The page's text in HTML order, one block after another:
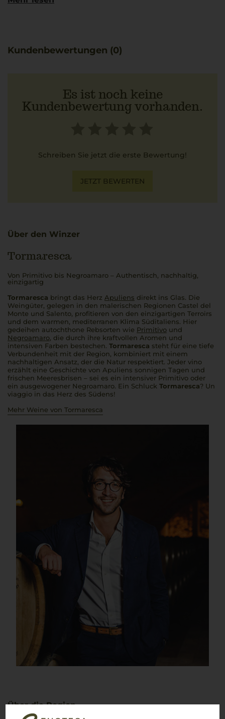
Kundenbewertungen (0)
Es ist noch keine
Kundenbewertung vorhanden.
Schreiben Sie jetzt die erste Bewertung!
JETZT BEWERTEN
Über den Winzer
Tormaresca
Von Primitivo bis Negroamaro – Authentisch, nachhaltig,
einzigartig
Tormaresca bringt das Herz Apuliens direkt ins Glas. Die
Weingüter, gelegen in den malerischen Regionen Castel del
Monte und Salento, profitieren von den einzigartigen Terroirs
und dem warmen, mediterranen Klima Süditaliens. Hier
gedeihen autochthone Rebsorten wie Primitivo und
Negroamaro, die durch ihre kraftvollen Aromen und
intensiven Farben bestechen. Tormaresca steht für eine tiefe
Verbundenheit mit der Region, kombiniert mit einem
nachhaltigen Ansatz, der die Natur respektiert. Jeder vino
erzählt eine Geschichte von Apuliens sonnigen Tagen und
frischen Meeresbrisen – sei es ein intensiver Primitivo oder
ein ausgewogener Negroamaro. Ein Schluck Tormaresca? Un
viaggio in das Herz des Südens!
Mehr Weine von Tormaresca
Über die Region